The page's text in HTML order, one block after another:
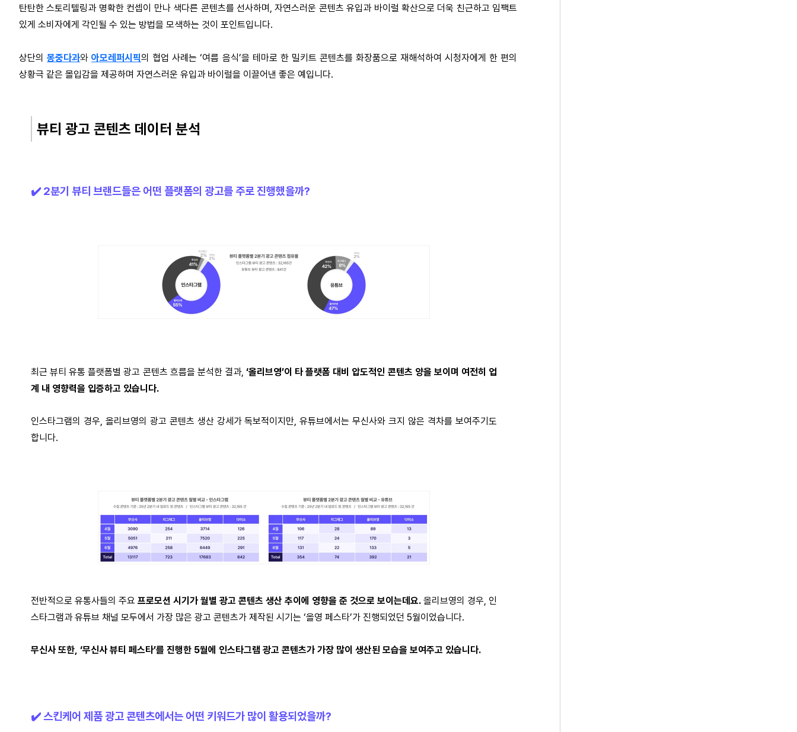
탄탄한 스토리텔링과 명확한 컨셉이 만나 색다른 콘텐츠를 선사하며, 자연스러운 콘텐츠 유입과 바이럴 확산으로 더욱 친근하고 임팩트
있게 소비자에게 각인될 수 있는 방법을 모색하는 것이 포인트입니다.
상단의 몽중다과와 아모레퍼시픽의 협업 사례는 ‘여름 음식’을 테마로 한 밀키트 콘텐츠를 화장품으로 재해석하여 시청자에게 한 편의
상황극 같은 몰입감을 제공하며 자연스러운 유입과 바이럴을 이끌어낸 좋은 예입니다.
뷰티 광고 콘텐츠 데이터 분석
✔️ 2분기 뷰티 브랜드들은 어떤 플랫폼의 광고를 주로 진행했을까?
최근 뷰티 유통 플랫폼별 광고 콘텐츠 흐름을 분석한 결과, ‘올리브영’이 타 플랫폼 대비 압도적인 콘텐츠 양을 보이며 여전히 업
계 내 영향력을 입증하고 있습니다.
인스타그램의 경우, 올리브영의 광고 콘텐츠 생산 강세가 독보적이지만, 유튜브에서는 무신사와 크지 않은 격차를 보여주기도
합니다.
전반적으로 유통사들의 주요 프로모션 시기가 월별 광고 콘텐츠 생산 추이에 영향을 준 것으로 보이는데요. 올리브영의 경우, 인
스타그램과 유튜브 채널 모두에서 가장 많은 광고 콘텐츠가 제작된 시기는 ‘올영 페스타’가 진행되었던 5월이었습니다.
무신사 또한, ‘무신사 뷰티 페스타’를 진행한 5월에 인스타그램 광고 콘텐츠가 가장 많이 생산된 모습을 보여주고 있습니다.
✔️ 스킨케어 제품 광고 콘텐츠에서는 어떤 키워드가 많이 활용되었을까?